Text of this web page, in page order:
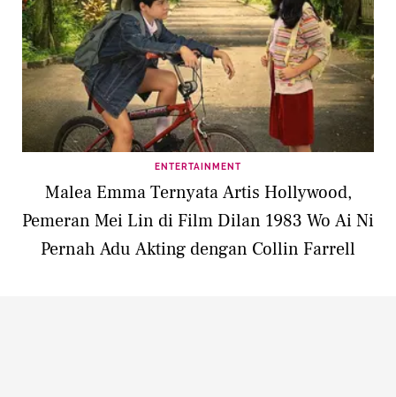
ENTERTAINMENT
Malea Emma Ternyata Artis Hollywood,
Pemeran Mei Lin di Film Dilan 1983 Wo Ai Ni
Pernah Adu Akting dengan Collin Farrell